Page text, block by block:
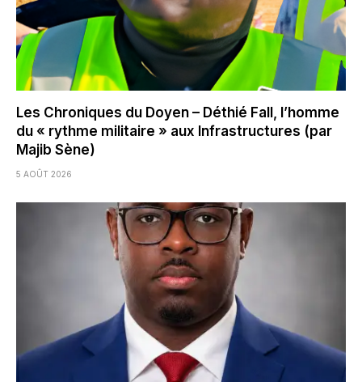
Les Chroniques du Doyen – Déthié Fall, l’homme
du « rythme militaire » aux Infrastructures (par
Majib Sène)
5 AOÛT 2026